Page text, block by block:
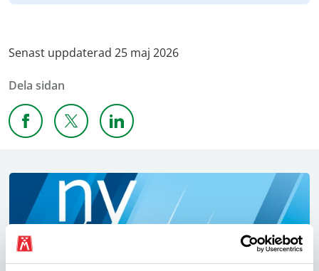
Senast uppdaterad 25 maj 2026
Dela sidan
Dela sidan på Facebook
Dela sidan på XDela sidan på Linkedin